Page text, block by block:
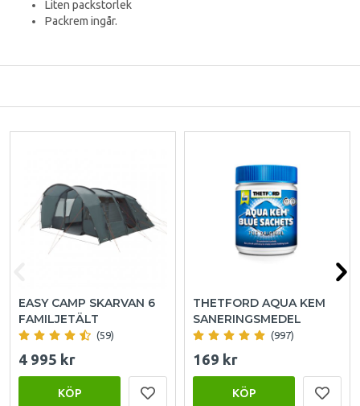
Liten packstorlek
Packrem ingår.
EASY CAMP SKARVAN 6
FAMILJETÄLT
(59)
4 995 kr
KÖP
THETFORD AQUA KEM
SANERINGSMEDEL
(997)
169 kr
KÖP